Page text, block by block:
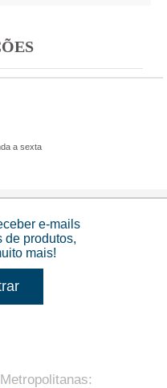
a sexta
e-mails
de produtos,
mais!
: